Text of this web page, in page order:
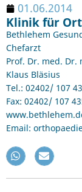
01.06.2014
Klinik für
Bethlehem
Chefarzt
Prof. Dr. med. Dr.
Klaus Bläsius
Tel.: 02402/ 107
Fax: 02402/ 107
Email: